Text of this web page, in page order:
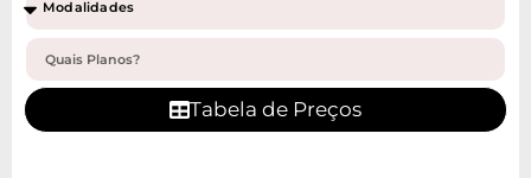
Tabela de Preços